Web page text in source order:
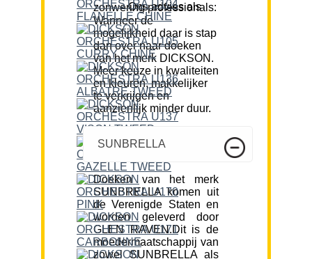
Ons advies als zonwering professionals:
Wanneer de
mogelijkheid daar is stap
dan over naar doeken
van het merk DICKSON.
Meer keuze in kwaliteiten
en kleuren, makkelijker
te verkrijgen en
aanzienlijk minder duur.
SUNBRELLA
Doeken van het merk
SUNBRELLA komen uit
de Verenigde Staten en
worden geleverd door
GLEN RAVEN.Dit is de
moedermaatschappij van
zowel SUNBRELLA als